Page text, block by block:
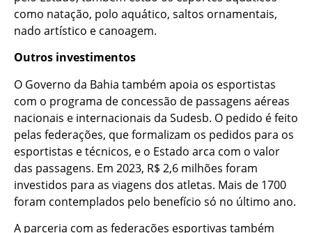
como natação, polo aquático, saltos ornamentais,
nado artístico e canoagem.
Outros investimentos
O Governo da Bahia também apoia os esportistas
com o programa de concessão de passagens aéreas
nacionais e internacionais da Sudesb. O pedido é feito
pelas federações, que formalizam os pedidos para os
esportistas e técnicos, e o Estado arca com o valor
das passagens. Em 2023, R$ 2,6 milhões foram
investidos para as viagens dos atletas. Mais de 1700
foram contemplados pelo benefício só no último ano.
A parceria com as federações esportivas também